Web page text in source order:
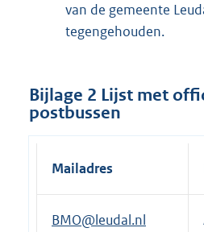
van de gemeente
tegengehouden.
Bijlage 2 Lijst met
postbussen
Mailadres
BMO@leudal.nl